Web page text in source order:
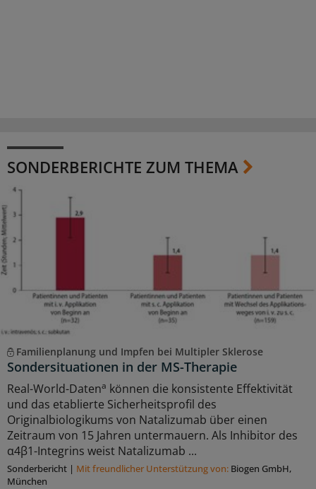
SONDERBERICHTE ZUM THEMA
Familienplanung und Impfen bei Multipler Sklerose
Sondersituationen in der MS-Therapie
Real-World-Datena können die konsistente Effektivität
und das etablierte Sicherheitsprofil des
Originalbiologikums von Natalizumab über einen
Zeitraum von 15 Jahren untermauern. Als Inhibitor des
α4β1-Integrins weist Natalizumab ...
Sonderbericht | Mit freundlicher Unterstützung von: Biogen GmbH,
München